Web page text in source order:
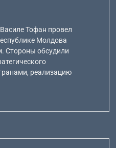
Тофан провел
Молдова
Стороны обсудили
реализацию